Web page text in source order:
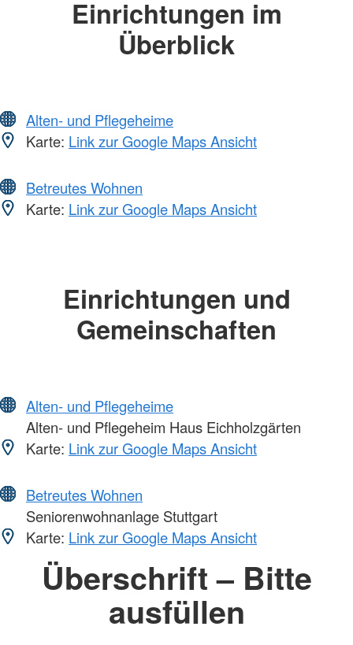
Einrichtungen im
Überblick
Alten- und Pflegeheime
Karte: Link zur Google Maps Ansicht
Betreutes Wohnen
Karte: Link zur Google Maps Ansicht
Einrichtungen und
Gemeinschaften
Alten- und Pflegeheime
Alten- und Pflegeheim Haus Eichholzgärten
Karte: Link zur Google Maps Ansicht
Betreutes Wohnen
Seniorenwohnanlage Stuttgart
Karte: Link zur Google Maps Ansicht
Überschrift – Bitte
ausfüllen